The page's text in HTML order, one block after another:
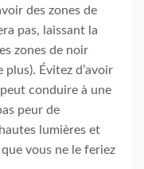
des zones de
pas, laissant la
zones de noir
Évitez d’avoir
conduire à une
peur de
lumières et
vous ne le feriez